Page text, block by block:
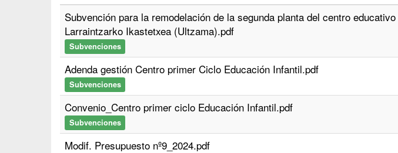
Subvención para la remodelación de la segunda planta del centro educativo
Larraintzarko Ikastetxea (Ultzama).pdf
Subvenciones
Adenda gestión Centro primer Ciclo Educación Infantil.pdf
Subvenciones
Convenio_Centro primer ciclo Educación Infantil.pdf
Subvenciones
Modif. Presupuesto nº9_2024.pdf